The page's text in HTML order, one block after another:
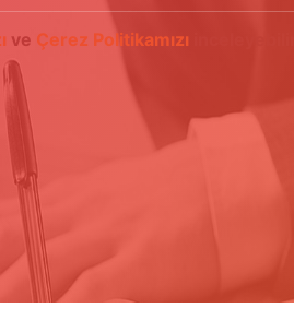
ve Çerez Politikamızı